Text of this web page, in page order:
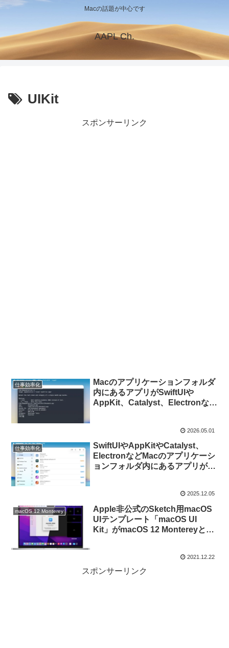
Macの話題が中心です
AAPL Ch.
UIKit
スポンサーリンク
仕事効率化
Macのアプリケーションフォルダ
内にあるアプリがSwiftUIや
AppKit、Catalyst、Electronな
ックできるアプリ「App
Detective」にCLIツールが登場。
2026.05.01
仕事効率化
SwiftUIやAppKitやCatalyst、
ElectronなどMacのアプリケーシ
ョンフォルダ内にあるアプリが、
Macアプリ「App Detective」が
リリース。
2025.12.05
macOS 12 Monterey
Apple非公式のSketch用macOS
UIテンプレート「macOS UI
Kit」がmacOS 12 Montereyとノ
2021.12.22
スポンサーリンク